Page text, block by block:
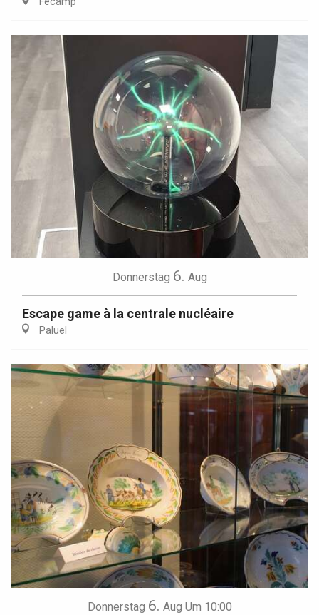
Donnerstag 6. Aug
Escape game à la centrale nucléaire
Paluel
Donnerstag 6. Aug Um 10:00